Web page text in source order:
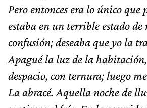
Pero entonces era lo único
estaba en un terrible estado de
confusión; deseaba que yo la
Apagué la luz de la
despacio, con ternura; luego
La abracé. Aquella noche de